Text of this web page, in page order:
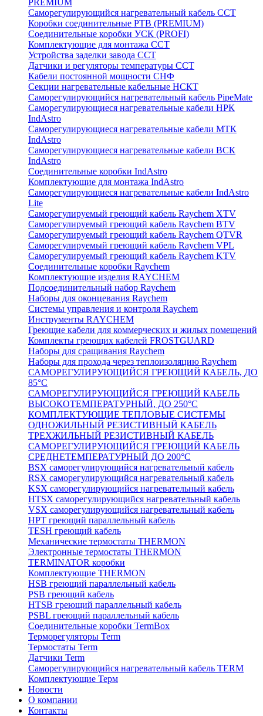
PREMIUM
Саморегулирующийся нагревательный кабель ССТ
Коробки соединительные РТВ (PREMIUM)
Соединительные коробки УСК (PROFI)
Комплектующие для монтажа ССТ
Устройства заделки завода ССТ
Датчики и регуляторы температуры ССТ
Кабели постоянной мощности СНФ
Секции нагревательные кабельные НСКТ
Саморегулирующийся нагревательный кабель PipeMate
Саморегулирующиеся нагревательные кабели НРК
IndAstro
Саморегулирующиеся нагревательные кабели МТК
IndAstro
Саморегулирующиеся нагревательные кабели ВСК
IndAstro
Соединительные коробки IndAstro
Комплектующие для монтажа IndAstro
Саморегулирующиеся нагревательные кабели IndAstro
Lite
Саморегулируемый греющий кабель Raychem XTV
Саморегулируемый греющий кабель Raychem BTV
Саморегулируемый греющий кабель Raychem QTVR
Саморегулируемый греющий кабель Raychem VPL
Саморегулируемый греющий кабель Raychem KTV
Соединительные коробки Raychem
Комплектующие изделия RAYCHEM
Подсоединительный набор Raychem
Наборы для оконцевания Raychem
Системы управления и контроля Raychem
Инструменты RAYCHEM
Греющие кабели для коммерческих и жилых помещений
Комплекты греющих кабелей FROSTGUARD
Наборы для сращивания Raychem
Наборы для прохода через теплоизоляцию Raychem
САМОРЕГУЛИРУЮЩИЙСЯ ГРЕЮЩИЙ КАБЕЛЬ, ДО
85°С
САМОРЕГУЛИРУЮЩИЙСЯ ГРЕЮЩИЙ КАБЕЛЬ
ВЫСОКОТЕМПЕРАТУРНЫЙ, ДО 250°С
КОМПЛЕКТУЮЩИЕ ТЕПЛОВЫЕ СИСТЕМЫ
ОДНОЖИЛЬНЫЙ РЕЗИСТИВНЫЙ КАБЕЛЬ
ТРЕХЖИЛЬНЫЙ РЕЗИСТИВНЫЙ КАБЕЛЬ
САМОРЕГУЛИРУЮЩИЙСЯ ГРЕЮЩИЙ КАБЕЛЬ
СРЕДНЕТЕМПЕРАТУРНЫЙ ДО 200°С
BSX саморегулирующийся нагревательный кабель
RSX саморегулирующийся нагревательный кабель
KSX саморегулирующийся нагревательный кабель
HTSX саморегулирующийся нагревательный кабель
VSX саморегулирующийся нагревательный кабель
НРТ греющий параллельный кабель
TESH греющий кабель
Механические термостаты THERMON
Электронные термостаты THERMON
TERMINATOR коробки
Комплектующие THERMON
HSB греющий параллельный кабель
PSB греющий кабель
HTSB греющий параллельный кабель
PSBL греющий параллельный кабель
Соединительные коробки TermBox
Терморегуляторы Term
Термостаты Term
Датчики Term
Саморегулирующийся нагревательный кабель TERM
Комплектующие Терм
Новости
О компании
Контакты